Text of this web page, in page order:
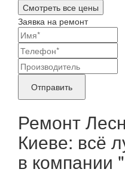
Смотреть все цены
Заявка на ремонт
Ваши
контактные
данные
Название
бренда
продукта,
требующего
ремонта
Отправить
Ремонт
Киеве: всё
в компании